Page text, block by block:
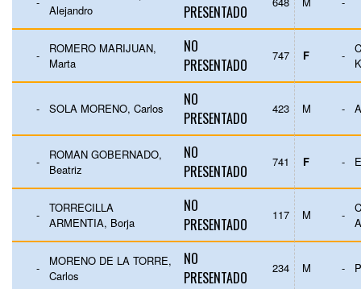
Alejandro
PRESENTADO
-
ROMERO MARIJUAN,
Marta
NO
PRESENTADO
747 F -
- SOLA MORENO, Carlos
NO
PRESENTADO
423 M -
-
ROMAN GOBERNADO,
Beatriz
NO
PRESENTADO
741 F -
-
TORRECILLA
ARMENTIA, Borja
NO
PRESENTADO
117 M -
-
MORENO DE LA TORRE,
Carlos
NO
PRESENTADO
234 M -